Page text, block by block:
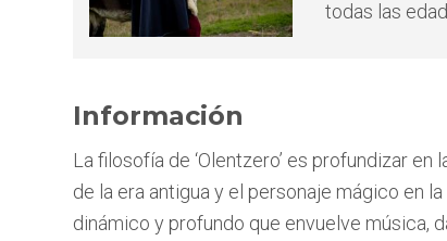
todas las
Información
La filosofía de ‘Olentzero’ es profundizar
de la era antigua y el personaje mágico en
dinámico y profundo que envuelve música,